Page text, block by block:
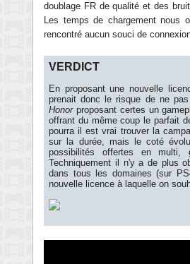
doublage FR de qualité et des
Les temps de chargement nous
rencontré aucun souci de
VERDICT
En proposant une nouvelle
prenait donc le risque de ne
Honorproposant certes un
offrant du même coup le parfait
pourra il est vrai trouverla
sur la durée, mais le coté
possibilités offertes en multi,
Techniquement il n'ya de plus
dans tous les domaines (sur
nouvelle licence à laquelle on